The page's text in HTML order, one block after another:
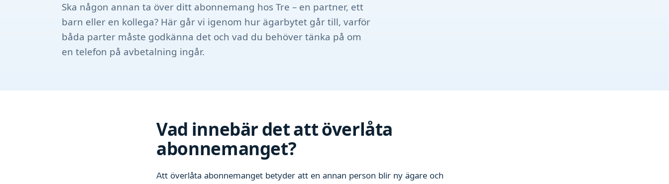
Ska någon annan ta över ditt abonnemang hos Tre – en partner, ett
barn eller en kollega? Här går vi igenom hur ägarbytet går till, varför
båda parter måste godkänna det och vad du behöver tänka på om
en telefon på avbetalning ingår.
Vad innebär det att överlåta
abonnemanget?
Att överlåta abonnemanget betyder att en annan person blir ny ägare och